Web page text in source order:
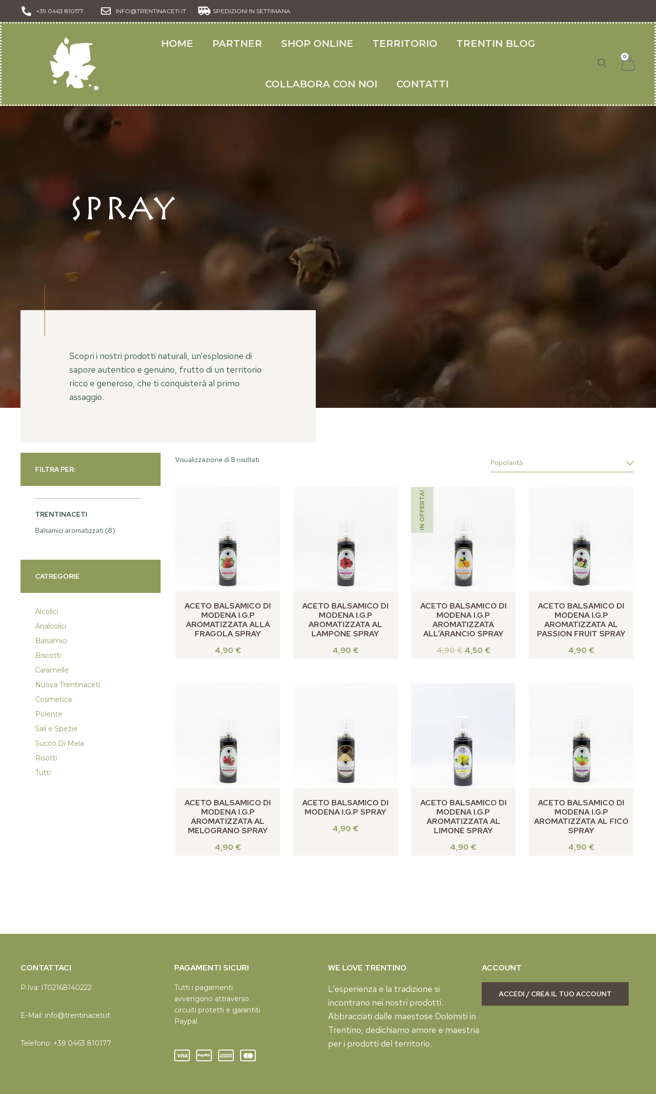
+39 0463 810177 INFO@TRENTINACETI.IT SPEDIZIONI IN SETTIMANA
HOME PARTNER SHOP ONLINE TERRITORIO TRENTIN BLOG
COLLABORA CON NOI CONTATTI
0
Spray
Scopri i nostri prodotti naturali, un’esplosione di
sapore autentico e genuino, frutto di un territorio
ricco e generoso, che ti conquisterà al primo
assaggio.
FILTRA PER:
TRENTINACETI
Balsamici aromatizzati (8)
CATREGORIE
Alcolici
Analcolici
Balsamici
Biscotti
Caramelle
Nuova Trentinaceti
Cosmetica
Polente
Sali e Spezie
Succo Di Mela
Risotti
Tutti
Visualizzazione di 8 risultati
ACETO BALSAMICO DI
MODENA I.G.P
AROMATIZZATA ALLA
FRAGOLA SPRAY
4,90 €
ACETO BALSAMICO DI
MODENA I.G.P
AROMATIZZATA AL
LAMPONE SPRAY
4,90 €
IN OFFERTA!
ACETO BALSAMICO DI
MODENA I.G.P
AROMATIZZATA
ALL’ARANCIO SPRAY
4,90€ 4,50 €
ACETO BALSAMICO DI
MODENA I.G.P
AROMATIZZATA AL
PASSION FRUIT SPRAY
4,90 €
ACETO BALSAMICO DI
MODENA I.G.P
AROMATIZZATA AL
MELOGRANO SPRAY
4,90 €
ACETO BALSAMICO DI
MODENA I.G.P SPRAY
4,90 €
ACETO BALSAMICO DI
MODENA I.G.P
AROMATIZZATA AL
LIMONE SPRAY
4,90 €
ACETO BALSAMICO DI
MODENA I.G.P
AROMATIZZATA AL FICO
SPRAY
4,90 €
CONTATTACI
P.Iva: IT02168140222
E-Mail: info@trentinaceti.it
Telefono: +39 0463 810177
PAGAMENTI SICURI
Tutti i pagamenti
avvengono attraverso
circuiti protetti e garantiti
Paypal.
WE LOVE TRENTINO
L’esperienza e la tradizione si
incontrano nei nostri prodotti.
Abbracciati dalle maestose Dolomiti in
Trentino, dedichiamo amore e maestria
per i prodotti del territorio.
ACCOUNT
ACCEDI / CREA IL TUO ACCOUNT